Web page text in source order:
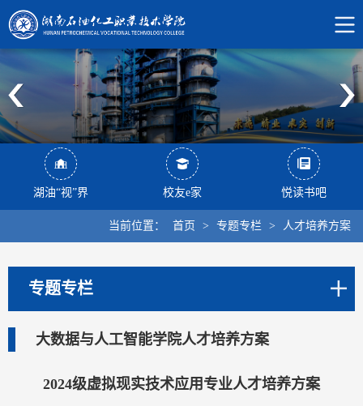
湖油“视”界 校友e家 悦读书吧
当前位置： 首页 > 专题专栏 > 人才培养方案
专题专栏
大数据与人工智能学院人才培养方案
2024级虚拟现实技术应用专业人才培养方案